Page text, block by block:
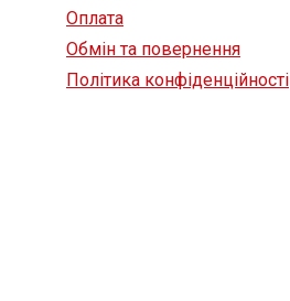
Оплата
Обмін та повернення
Політика конфіденційності